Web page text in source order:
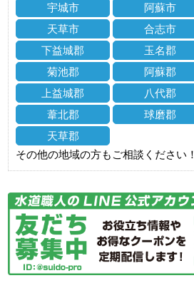
宇城市
阿蘇市
天草市
合志市
下益城郡
玉名郡
菊池郡
阿蘇郡
上益城郡
八代郡
葦北郡
球磨郡
天草郡
その他の地域の方もご相談ください！